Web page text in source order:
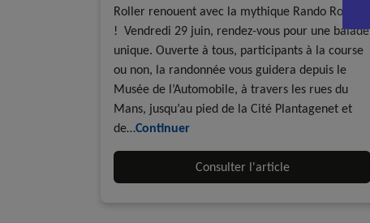
Roller renouent avec la mythique Rando Roller
! Vendredi 29 juin, rendez-vous pour une balade
unique. Ouverte à tous, participants à la course
ou non, la randonnée vous guidera depuis le
Musée de l’Automobile, à travers les rues du
Mans, jusqu’au pied de la Cité Plantagenet et
de…Continuer
Consulter l'article